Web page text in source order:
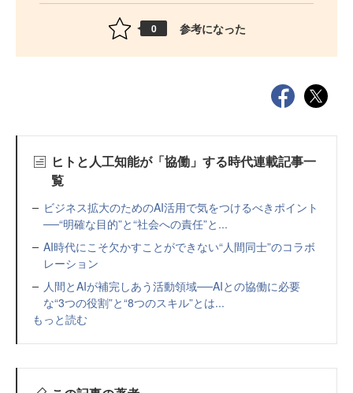
0 参考になった
ヒトと人工知能が「協働」する時代連載記事一
覧
ビジネス拡大のためのAI活用で気をつけるべきポイント
──“明確な目的”と“社会への責任”と...
AI時代にこそ欠かすことができない“人間同士”のコラボ
レーション
人間とAIが補完しあう活動領域──AIとの協働に必要
な“3つの役割”と“8つのスキル”とは...
もっと読む